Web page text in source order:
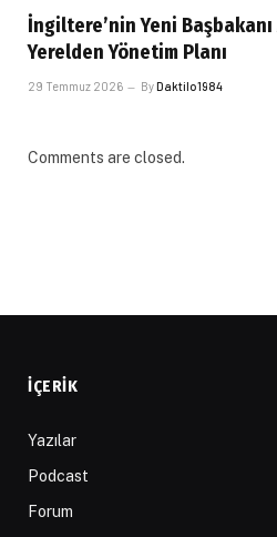
İngiltere’nin Yeni Başbakanı
Yerelden Yönetim Planı
29 Temmuz 2026 ByDaktilo1984
Comments are closed.
İÇERIK
Yazılar
Podcast
Forum